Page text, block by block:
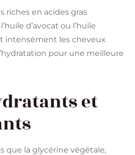
riches en acides gras
d’avocat ou l’huile
intensément les cheveux
pour une meilleure
et
que la glycérine végétale,